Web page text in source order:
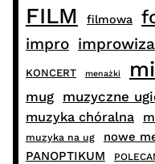
FILM filmowa
impro
KONCERT menażki
mug muzyczne
muzyka chóralna
muzyka na ug nowe
PANOPTIKUM